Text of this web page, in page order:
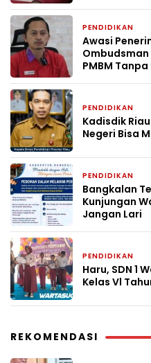
PENDIDIKAN
Awasi
Ombudsman
PMBM
PENDIDIKAN
Kadisdik
Negeri Bisa
PENDIDIKAN
Bangkalan
Kunjungan
Jangan Lari
PENDIDIKAN
Haru, SDN 1
Kelas Vl
REKOMENDASI